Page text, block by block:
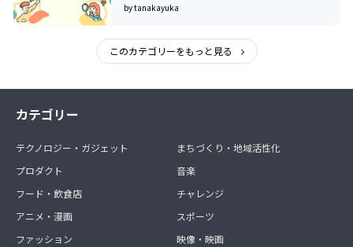
by tanakayuka
このカテゴリーをもっと見る
カテゴリー
テクノロジー・ガジェット
プロダクト
フード・飲食店
アニメ・漫画
ファッション
まちづくり・地域活性化
音楽
チャレンジ
スポーツ
映像・映画